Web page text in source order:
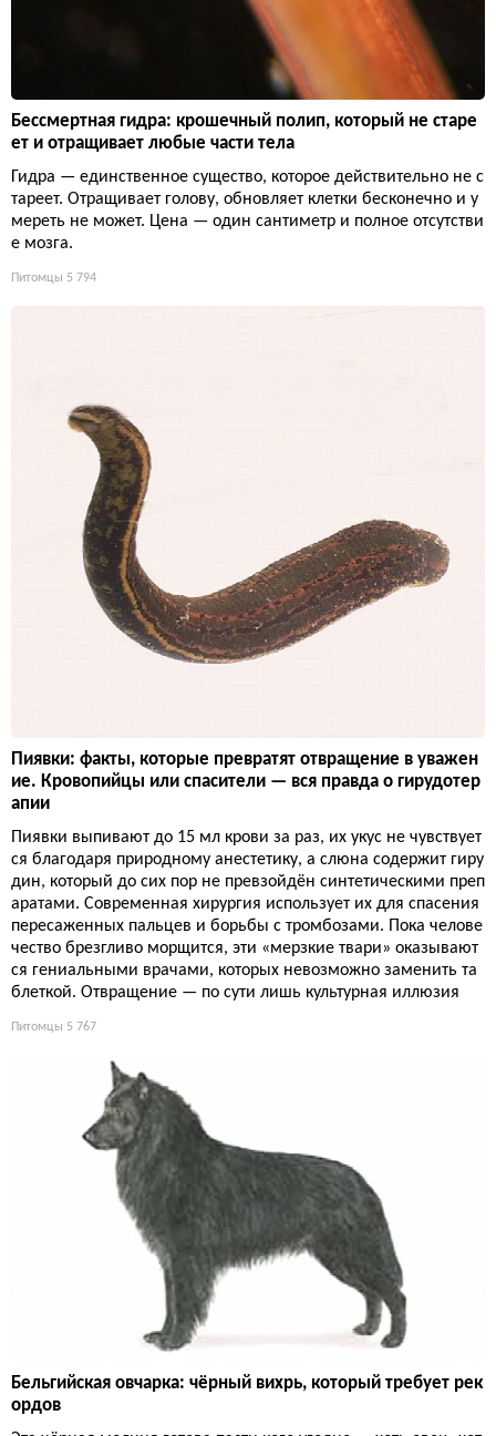
Бессмертная гидра: крошечный полип, который не старе
ет и отращивает любые части тела
Гидра — единственное существо, которое действительно не с
тареет. Отращивает голову, обновляет клетки бесконечно и у
мереть не может. Цена — один сантиметр и полное отсутстви
е мозга.
Питомцы 5 794
Пиявки: факты, которые превратят отвращение в уважен
ие. Кровопийцы или спасители — вся правда о гирудотер
апии
Пиявки выпивают до 15 мл крови за раз, их укус не чувствует
ся благодаря природному анестетику, а слюна содержит гиру
дин, который до сих пор не превзойдён синтетическими преп
аратами. Современная хирургия использует их для спасения
пересаженных пальцев и борьбы с тромбозами. Пока челове
чество брезгливо морщится, эти «мерзкие твари» оказывают
ся гениальными врачами, которых невозможно заменить та
блеткой. Отвращение — по сути лишь культурная иллюзия
Питомцы 5 767
Бельгийская овчарка: чёрный вихрь, который требует рек
ордов